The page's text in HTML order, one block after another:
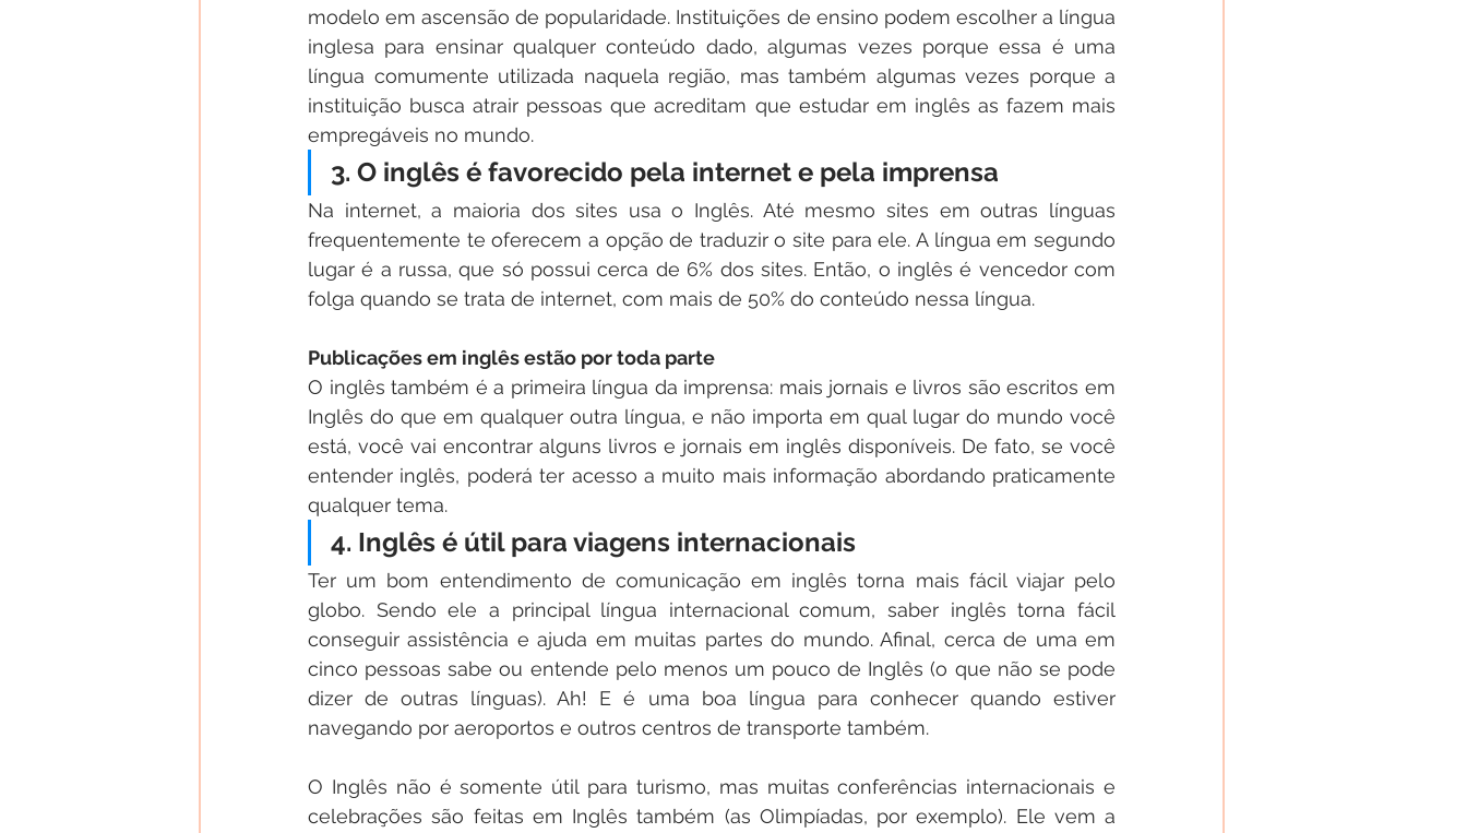
modelo em ascensão de popularidade. Instituições de ensino podem escolher a língua
inglesa para ensinar qualquer conteúdo dado, algumas vezes porque essa é uma
língua comumente utilizada naquela região, mas também algumas vezes porque a
instituição busca atrair pessoas que acreditam que estudar em inglês as fazem mais
empregáveis no mundo.
3. O inglês é favorecido pela internet e pela imprensa
Na internet, a maioria dos sites usa o Inglês. Até mesmo sites em outras línguas
frequentemente te oferecem a opção de traduzir o site para ele. A língua em segundo
lugar é a russa, que só possui cerca de 6% dos sites. Então, o inglês é vencedor com
folga quando se trata de internet, com mais de 50% do conteúdo nessa língua.
Publicações em inglês estão por toda parte
O inglês também é a primeira língua da imprensa: mais jornais e livros são escritos em
Inglês do que em qualquer outra língua, e não importa em qual lugar do mundo você
está, você vai encontrar alguns livros e jornais em inglês disponíveis. De fato, se você
entender inglês, poderá ter acesso a muito mais informação abordando praticamente
qualquer tema.
4. Inglês é útil para viagens internacionais
Ter um bom entendimento de comunicação em inglês torna mais fácil viajar pelo
globo. Sendo ele a principal língua internacional comum, saber inglês torna fácil
conseguir assistência e ajuda em muitas partes do mundo. Afinal, cerca de uma em
cinco pessoas sabe ou entende pelo menos um pouco de Inglês (o que não se pode
dizer de outras línguas). Ah! E é uma boa língua para conhecer quando estiver
navegando por aeroportos e outros centros de transporte também.
O Inglês não é somente útil para turismo, mas muitas conferências internacionais e
celebrações são feitas em Inglês também (as Olimpíadas, por exemplo). Ele vem a